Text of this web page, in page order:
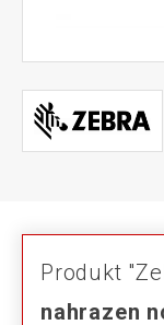
Produkt
nahrazen